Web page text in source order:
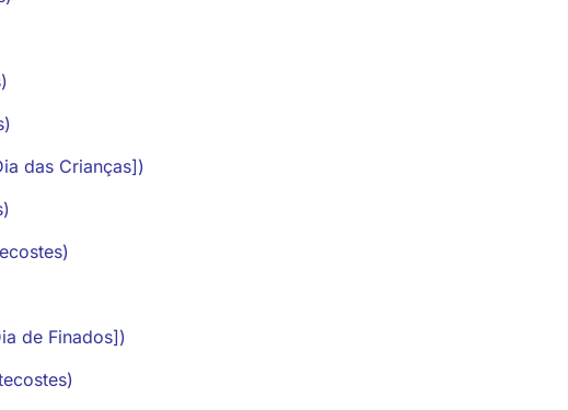
das Crianças])
de Finados])